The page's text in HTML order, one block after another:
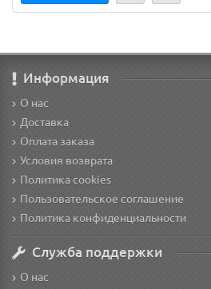
Информация
О нас
Доставка
Оплата заказа
Условия возврата
Политика cookies
Пользовательское соглашение
Политика конфиденциальности
Служба поддержки
О нас